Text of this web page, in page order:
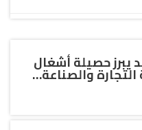
يبرز حصيلة أشغال